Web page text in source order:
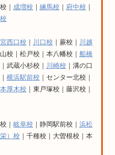
｜ 成増校 ｜ 練馬校 ｜ 府中校 ｜
西口校 ｜ 川口校 ｜蕨校｜ 川越
山校｜松戸校｜本八幡校｜ 船橋
武蔵小杉校｜ 川崎校 ｜溝の口
横浜駅前校 ｜センター北校｜
本厚木校 ｜東戸塚校｜藤沢校｜
｜ 岐阜校 ｜静岡駅前校｜ 浜松
）校 ｜千種校｜大曽根校｜本